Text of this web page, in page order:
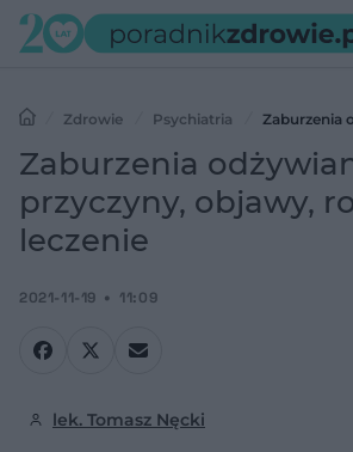
Zdrowie Psychiatria
Zaburzenia
objawy, rodzaje, leczenie
Zaburzenia
przyczyny, objawy,
leczenie
2021-11-19 11:09
lek. Tomasz Nęcki